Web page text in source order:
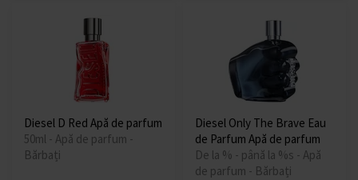
Diesel D Red Apă de parfum
50ml - Apă de parfum -
Bărbați
Diesel Only The Brave Eau
de Parfum Apă de parfum
De la % - până la %s - Apă
de parfum - Bărbați